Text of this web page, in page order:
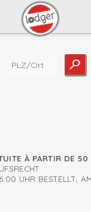
À PARTIR DE 50
UHR BESTELLT,